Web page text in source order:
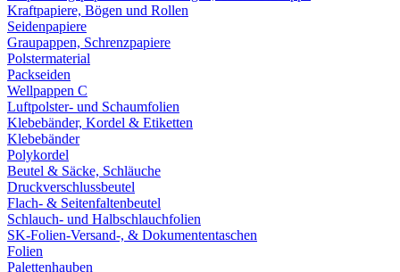
Kraftpapiere, Bögen und Rollen
Seidenpapiere
Graupappen, Schrenzpapiere
Polstermaterial
Packseiden
Wellpappen C
Luftpolster- und Schaumfolien
Klebebänder, Kordel & Etiketten
Klebebänder
Polykordel
Beutel & Säcke, Schläuche
Druckverschlussbeutel
Flach- & Seitenfaltenbeutel
Schlauch- und Halbschlauchfolien
SK-Folien-Versand-, & Dokumententaschen
Folien
Palettenhauben